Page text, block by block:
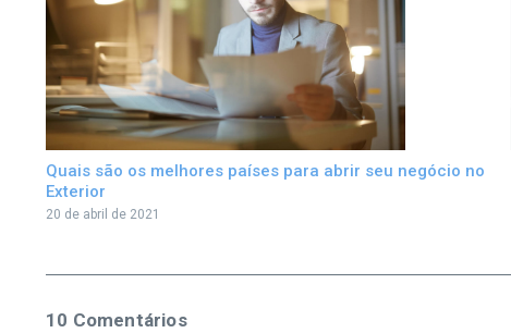
Quais são os melhores países para abrir seu negócio no
Exterior
20 de abril de 2021
10 Comentários